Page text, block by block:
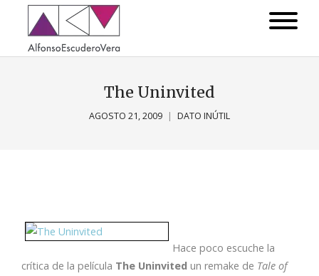
The Uninvited
AGOSTO 21, 2009 DATO INÚTIL
Hace poco escuche la
crítica de la película The Uninvited un remake de Tale of